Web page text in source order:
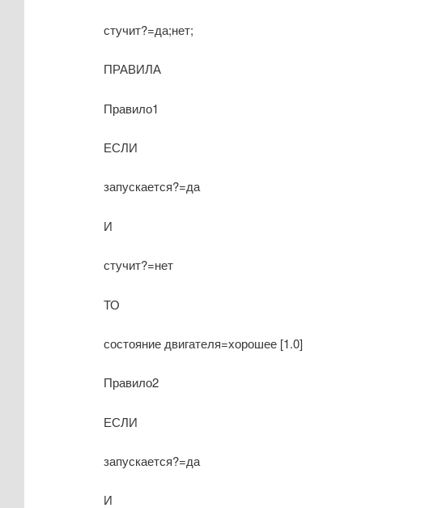
стучит?=да;нет;
ПРАВИЛА
Правило1
ЕСЛИ
запускается?=да
И
стучит?=нет
ТО
состояние двигателя=хорошее [1.0]
Правило2
ЕСЛИ
запускается?=да
И